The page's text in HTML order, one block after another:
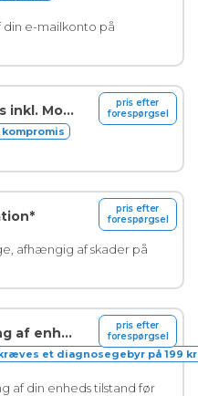
e-mailkonto på
Skærm beskyttelsesglas inkl. Montering
pris efter
forespørgsel
pris efter
forespørgsel
afhængig af skader på
Fejlfinding (Gennemgang af enhed)
et diagnosegebyr på 199
pris efter
forespørgsel
af din enheds tilstand før